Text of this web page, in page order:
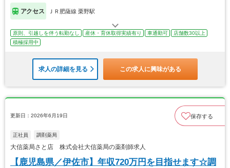
アクセス ＪＲ肥薩線 栗野駅
原則、引越しを伴う転勤なし 産休・育休取得実績有り 車通勤可
店舗数30以上
積極採用中
求人の詳細を見る この求人に興味がある
更新日：2026年6月19日 保存する
正社員 調剤薬局
大信薬局さと店 株式会社大信薬局の薬剤師求人
【鹿児島県／伊佐市】年収720万円を目指せます☆調